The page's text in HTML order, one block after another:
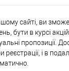
сайті, ви
бути в курсі
пропозиції.
реєстрації, і в